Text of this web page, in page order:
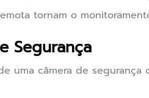
tornam o
Segurança
uma câmera de segurança